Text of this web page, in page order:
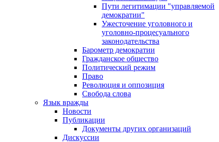
Пути легитимации "управляемой
демократии"
Ужесточение уголовного и
уголовно-процесуального
законодательства
Барометр демократии
Гражданское общество
Политический режим
Право
Революция и оппозиция
Свобода слова
Язык вражды
Новости
Публикации
Документы других организаций
Дискуссии